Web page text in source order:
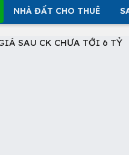
NHÀ ĐẤT CHO THUÊ